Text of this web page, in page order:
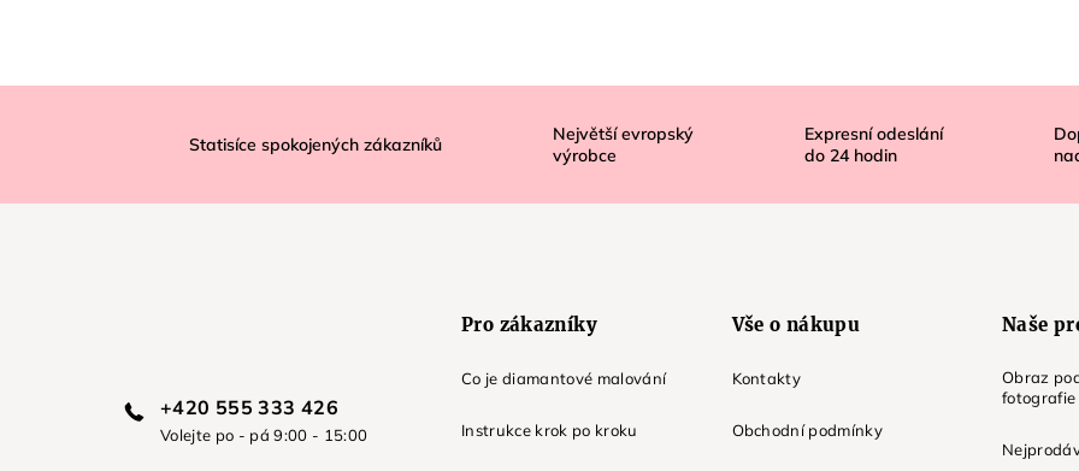
a
Statisíce spokojených zákazníků
Největší evropský
výrobce
Expresní odeslání
do 24hodin
+420 555 333 426
Volejte po - pá 9:00 - 15:00
Pro zákazníky
Co je diamantové malování
Instrukce krok po kroku
Vše o nákupu
Kontakty
Obchodní podmínky
Naše
Obraz
fotografie